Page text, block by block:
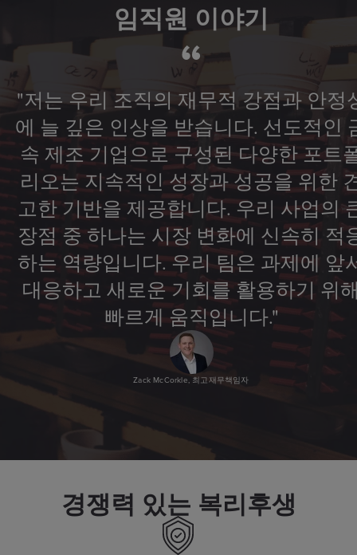
임직원 이야기
“
"저는 우리 조직의 재무적 강점과 안정
에 늘 깊은 인상을 받습니다. 선도적인
속 제조 기업으로 구성된 다양한 포트
리오는 지속적인 성장과 성공을 위한
고한 기반을 제공합니다. 우리 사업의
장점 중 하나는 시장 변화에 신속히 적
하는 역량입니다. 우리 팀은 과제에 앞
대응하고 새로운 기회를 활용하기 위
빠르게 움직입니다."
Zack McCorkle, 최고재무책임자
경쟁력 있는 복리후생